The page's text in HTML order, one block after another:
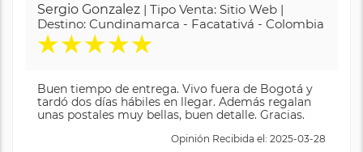
Sergio Gonzalez | Tipo Venta: Sitio Web |
Destino: Cundinamarca - Facatativá - Colombia
★★★★★
Buen tiempo de entrega. Vivo fuera de Bogotá y
tardó dos días hábiles en llegar. Además regalan
unas postales muy bellas, buen detalle. Gracias.
Opinión Recibida el: 2025-03-28